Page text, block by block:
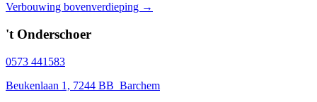
navigation
Verbouwing bovenverdieping →
't Onderschoer
0573 441583
Beukenlaan 1, 7244 BB Barchem